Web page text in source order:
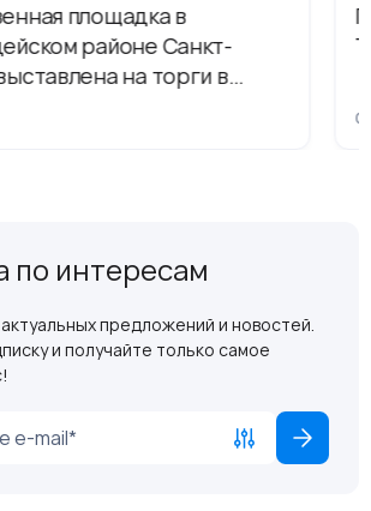
площадка в
районе Санкт-
на торги в
по интересам
предложений и новостей.
и получайте только самое